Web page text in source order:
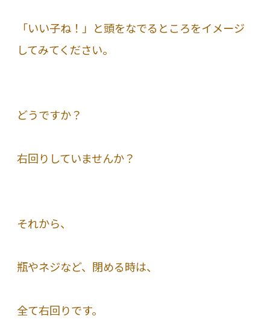
「いい子ね！」と頭をなでるところをイメージ
してみてください。
どうですか？
右回りしていませんか？
それから、
瓶やネジなど、閉める時は、
全て右回りです。